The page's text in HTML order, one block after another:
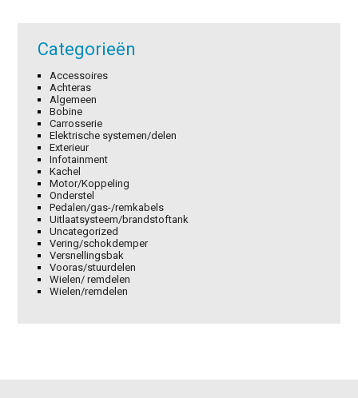
Categorieën
Accessoires
Achteras
Algemeen
Bobine
Carrosserie
Elektrische systemen/delen
Exterieur
Infotainment
Kachel
Motor/Koppeling
Onderstel
Pedalen/gas-/remkabels
Uitlaatsysteem/brandstoftank
Uncategorized
Vering/schokdemper
Versnellingsbak
Vooras/stuurdelen
Wielen/ remdelen
Wielen/remdelen